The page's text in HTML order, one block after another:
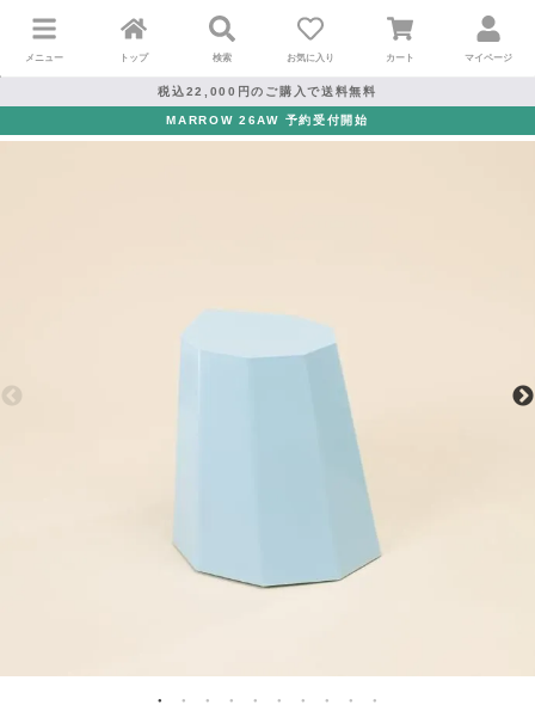
メニュー トップ 検索 お気に入り カート マイページ
税込22,000円のご購入で送料無料
MARROW 26AW 予約受付開始